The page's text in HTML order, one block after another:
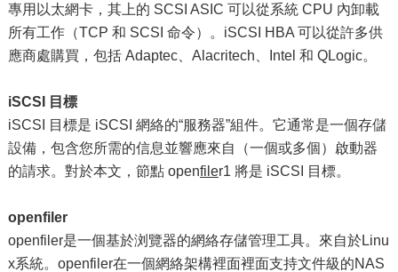
專用以太網卡，其上的 SCSI ASIC 可以從系統 CPU 內卸載
所有工作（TCP 和 SCSI 命令）。iSCSI HBA 可以從許多供
應商處購買，包括 Adaptec、Alacritech、Intel 和 QLogic。
iSCSI 目標
iSCSI 目標是 iSCSI 網絡的“服務器”組件。它通常是一個存儲
設備，包含您所需的信息並響應來自（一個或多個）啟動器
的請求。對於本文，節點 openfiler1 將是 iSCSI 目標。
openfiler
openfiler是一個基於浏覽器的網絡存儲管理工具。來自於Linu
x系統。openfiler在一個網絡架構裡面裡面支持文件級的NAS